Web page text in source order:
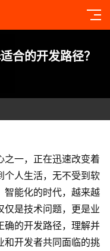
合的开发路径？
一，正在迅速改变着
个人生活，无不受到软
智能化的时代，越来越
仅是技术问题，更是业
确的开发路径，理解并
和开发者共同面临的挑